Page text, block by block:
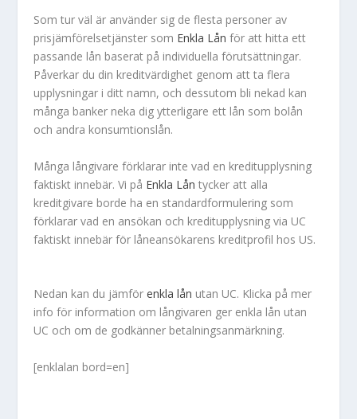
Som tur väl är använder sig de flesta personer av
prisjämförelsetjänster som Enkla Lån för att hitta ett
passande lån baserat på individuella förutsättningar.
Påverkar du din kreditvärdighet genom att ta flera
upplysningar i ditt namn, och dessutom bli nekad kan
många banker neka dig ytterligare ett lån som bolån
och andra konsumtionslån.
Många långivare förklarar inte vad en kreditupplysning
faktiskt innebär. Vi på Enkla Lån tycker att alla
kreditgivare borde ha en standardformulering som
förklarar vad en ansökan och kreditupplysning via UC
faktiskt innebär för låneansökarens kreditprofil hos US.
Nedan kan du jämförenkla lån utan UC. Klicka på mer
info för information om långivaren ger enkla lån utan
UC och om de godkänner betalningsanmärkning.
[enklalan bord=en]